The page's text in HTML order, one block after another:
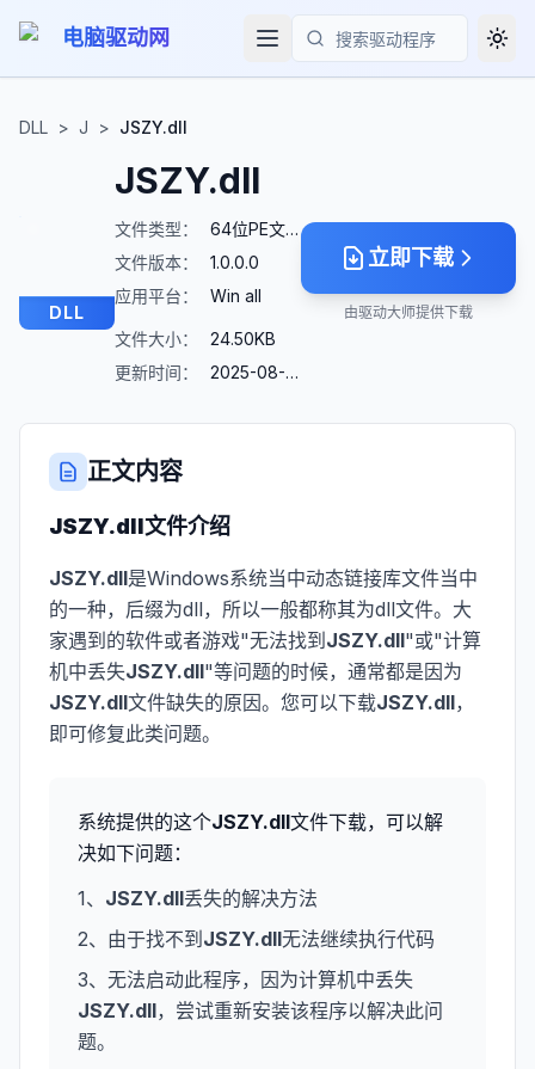
电脑驱动网
搜索
DLL > J > JSZY.dll
DLL
JSZY.dll
文件类型：
64位PE文件
文件版本：
1.0.0.0
应用平台：
Win all
文件大小：
24.50KB
更新时间：
2025-08-23
立即下载
由驱动大师提供下载
正文内容
JSZY.dll文件介绍
JSZY.dll是Windows系统当中动态链接库文件当中
的一种，后缀为dll，所以一般都称其为dll文件。大
家遇到的软件或者游戏"无法找到 JSZY.dll"或"计算
机中丢失JSZY.dll"等问题的时候，通常都是因为
JSZY.dll文件缺失的原因。您可以下载JSZY.dll，
即可修复此类问题。
系统提供的这个JSZY.dll文件下载，可以解
决如下问题：
1、 JSZY.dll丢失的解决方法
2、由于找不到 JSZY.dll无法继续执行代码
3、无法启动此程序，因为计算机中丢失
JSZY.dll，尝试重新安装该程序以解决此问
题。